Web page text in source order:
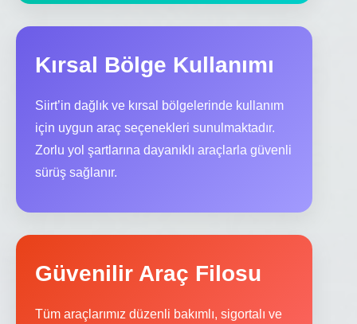
Kırsal Bölge Kullanımı
Siirt’in dağlık ve kırsal bölgelerinde kullanım
için uygun araç seçenekleri sunulmaktadır.
Zorlu yol şartlarına dayanıklı araçlarla güvenli
sürüş sağlanır.
Güvenilir Araç Filosu
Tüm araçlarımız düzenli bakımlı, sigortalı ve